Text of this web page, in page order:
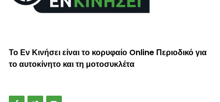
Το Εν Κινήσει είναι το κορυφαίο Online Περιοδικό για
το αυτοκίνητο και τη μοτοσυκλέτα